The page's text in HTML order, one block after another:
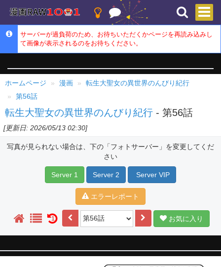
サーバーが過負荷のため、お待ちいただくかページを再読み込みし
て画像が表示されるのをお待ちください。
ホームページ 漫画
転生大聖女の異世界のんびり紀行
第56話
転生大聖女の異世界のんびり紀行 - 第56話
[更新日: 2026/05/13 02:30]
写真が見られない場合は、下の「フォトサーバー」を変更してくだ
さい
Server 1 Server 2 Server VIP
エラーレポート
1 お気に入り